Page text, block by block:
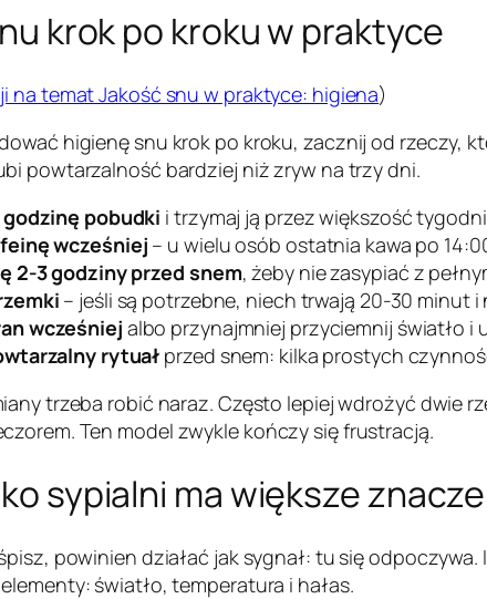
krok po kroku w praktyce
na temat Jakość snu w praktyce: higiena)
higienę snu krok po kroku, zacznij od rzeczy,
powtarzalność bardziej niż zryw na trzy dni.
pobudki i trzymaj ją przez większość
wcześniej – u wielu osób ostatnia kawa po
2-3 godziny przed snem, żeby nie zasypiać z
– jeśli są potrzebne, niech trwają 20-30 minut
wcześniej albo przynajmniej przyciemnij światło i
rytuał przed snem: kilka prostych
trzeba robić naraz. Często lepiej wdrożyć dwie
Ten model zwykle kończy się frustracją.
sypialni ma większe
powinien działać jak sygnał: tu się
światło, temperatura i hałas.